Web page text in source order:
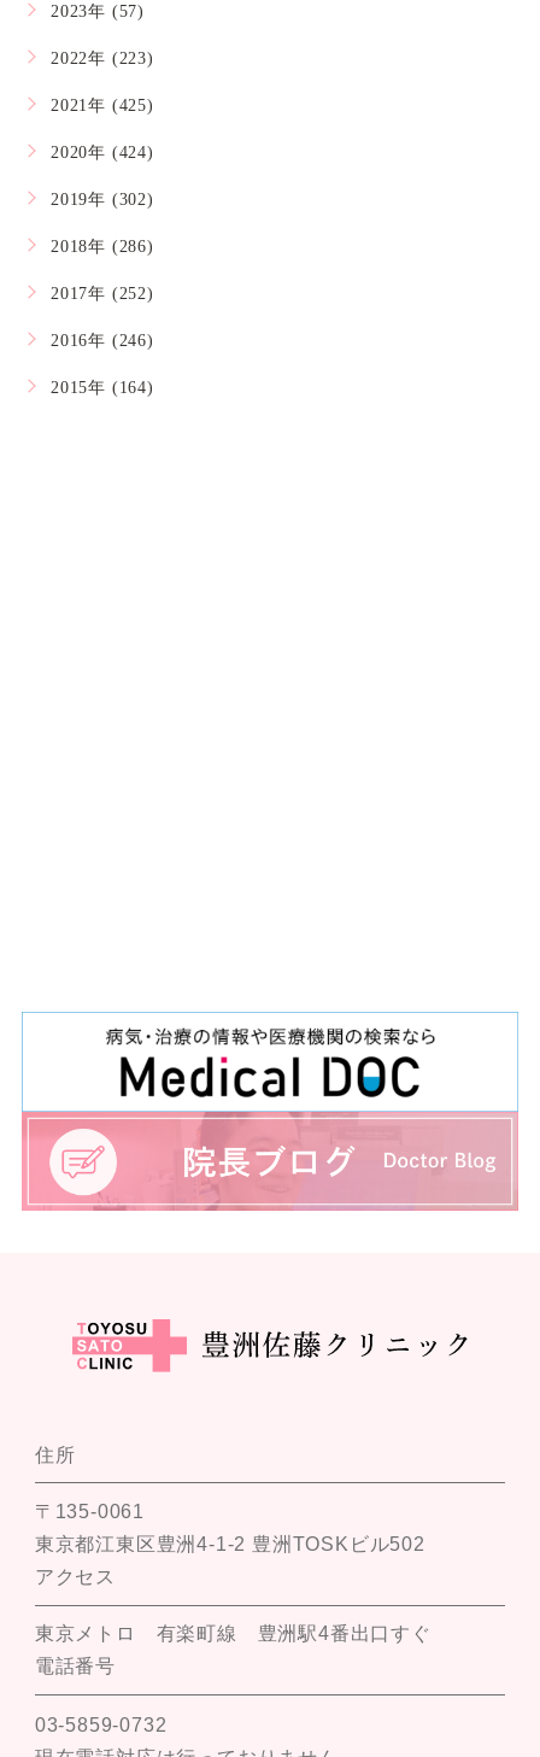
2023年 (57)
2022年 (223)
2021年 (425)
2020年 (424)
2019年 (302)
2018年 (286)
2017年 (252)
2016年 (246)
2015年 (164)
住所
〒135-0061
東京都江東区豊洲4-1-2 豊洲TOSKビル502
アクセス
東京メトロ 有楽町線 豊洲駅4番出口すぐ
電話番号
03-5859-0732